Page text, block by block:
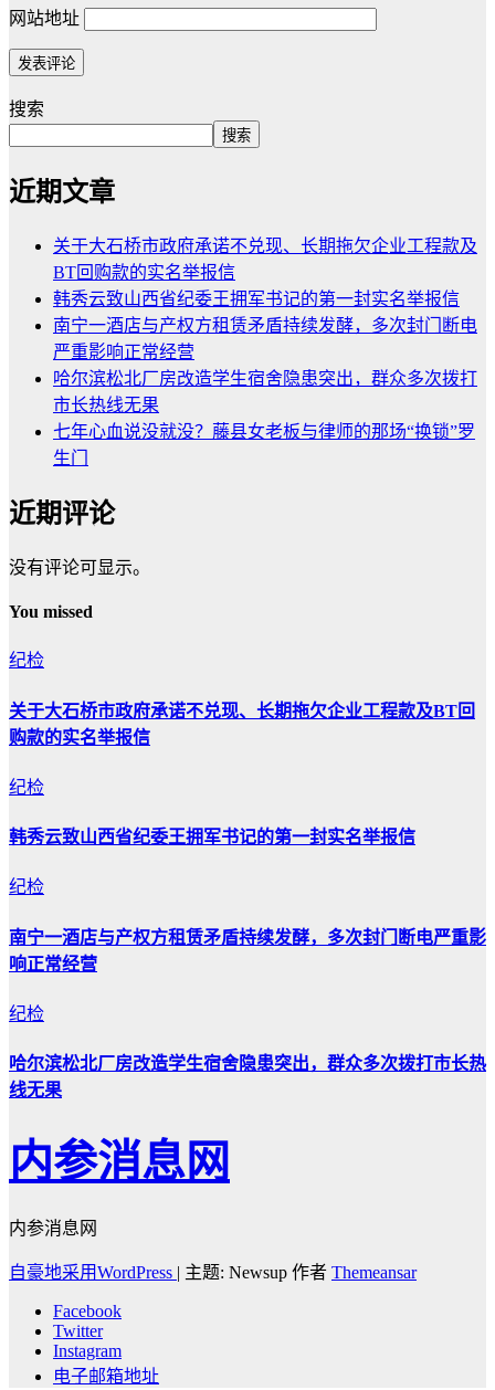
网站地址
搜索
搜索
近期文章
关于大石桥市政府承诺不兑现、长期拖欠企业工程款及
BT回购款的实名举报信
韩秀云致山西省纪委王拥军书记的第一封实名举报信
南宁一酒店与产权方租赁矛盾持续发酵，多次封门断电
严重影响正常经营
哈尔滨松北厂房改造学生宿舍隐患突出，群众多次拨打
市长热线无果
七年心血说没就没？藤县女老板与律师的那场“换锁”罗
生门
近期评论
没有评论可显示。
You missed
纪检
关于大石桥市政府承诺不兑现、长期拖欠企业工程款及BT回
购款的实名举报信
纪检
韩秀云致山西省纪委王拥军书记的第一封实名举报信
纪检
南宁一酒店与产权方租赁矛盾持续发酵，多次封门断电严重影
响正常经营
纪检
哈尔滨松北厂房改造学生宿舍隐患突出，群众多次拨打市长热
线无果
内参消息网
内参消息网
自豪地采用WordPress | 主题: Newsup 作者 Themeansar
Facebook
Twitter
Instagram
电子邮箱地址